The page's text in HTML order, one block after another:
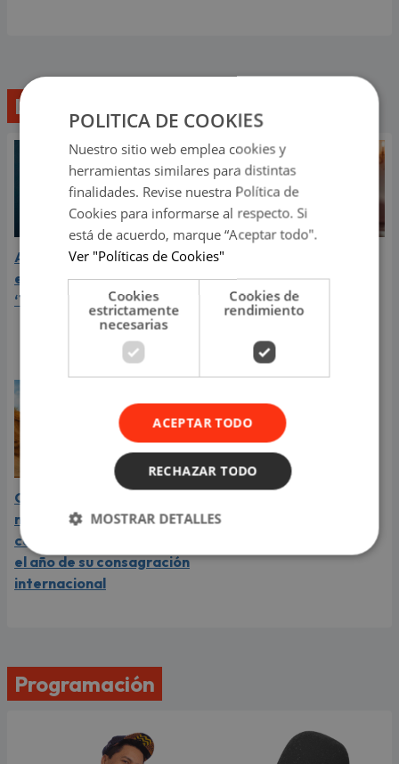
Lo último
Aria Vega conquista con
el lanzamiento de
‘Tototo (+4)’
¿Greeicy está
embarazada de su
segundo hijo? Mike Bahía
compartió revelador
Carín León está en el
mejor momento de su
carrera y llega a Lima en
el año de su consagración
internacional
Programación
POLITICA DE COOKIES
Nuestro sitio web emplea cookies y
herramientas similares para distintas
finalidades. Revise nuestra Política de
Cookies para informarse al respecto. Si
está de acuerdo, marque “Aceptar todo".
Ver "Políticas de Cookies"
Cookies
estrictamente
necesarias
Cookies de
rendimiento
ACEPTAR TODO
RECHAZAR TODO
MOSTRAR DETALLES